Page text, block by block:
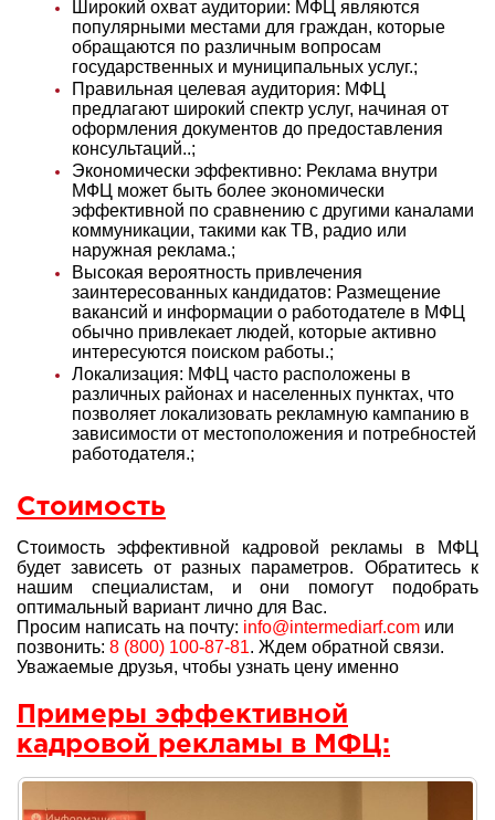
Широкий охват аудитории: МФЦ являются
популярными местами для граждан, которые
обращаются по различным вопросам
государственных и муниципальных услуг.;
Правильная целевая аудитория: МФЦ
предлагают широкий спектр услуг, начиная от
оформления документов до предоставления
консультаций..;
Экономически эффективно: Реклама внутри
МФЦ может быть более экономически
эффективной по сравнению с другими каналами
коммуникации, такими как ТВ, радио или
наружная реклама.;
Высокая вероятность привлечения
заинтересованных кандидатов: Размещение
вакансий и информации о работодателе в МФЦ
обычно привлекает людей, которые активно
интересуются поиском работы.;
Локализация: МФЦ часто расположены в
различных районах и населенных пунктах, что
позволяет локализовать рекламную кампанию в
зависимости от местоположения и потребностей
работодателя.;
Стоимость
Стоимость эффективной кадровой рекламы в МФЦ
будет зависеть от разных параметров. Обратитесь к
нашим специалистам, и они помогут подобрать
оптимальный вариант лично для Вас.
Просим написать на почту: info@intermediarf.com или
позвонить: 8 (800) 100-87-81. Ждем обратной связи.
Уважаемые друзья, чтобы узнать цену именно
Примеры эффективной
кадровой рекламы в МФЦ: